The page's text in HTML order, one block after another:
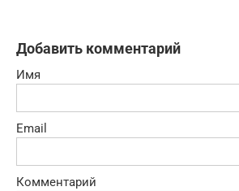
Добавить комментарий
Имя
Email
Комментарий